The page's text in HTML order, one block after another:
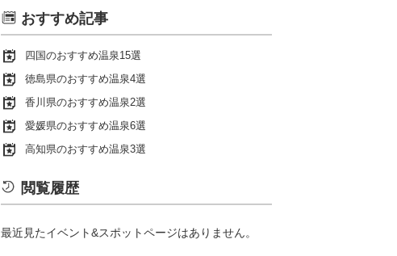
おすすめ記事
四国のおすすめ温泉15選
徳島県のおすすめ温泉4選
香川県のおすすめ温泉2選
愛媛県のおすすめ温泉6選
高知県のおすすめ温泉3選
閲覧履歴
最近見たイベント&スポットページはありません。